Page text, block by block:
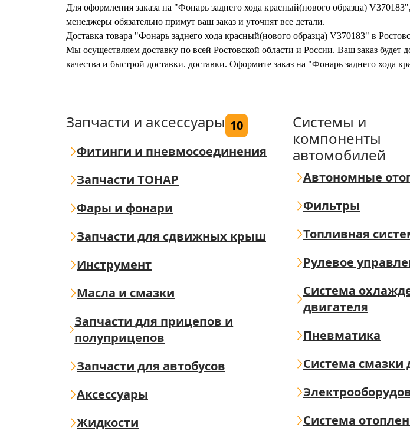
Для оформления заказа на "Фонарь заднего хода красный(нового образца)
менеджеры обязательно примут ваш заказ и уточнят все детали.
Доставка товара "Фонарь заднего хода красный(нового образца) V370183" в
Мы осуществляем доставку по всей Ростовской области и России. Ваш заказ
качества и быстрой доставки. доставки. Оформите заказ на "Фонарь заднего
Запчасти и аксессуары 10
Фитинги и пневмосоединения
Запчасти ТОНАР
Фары и фонари
Запчасти для сдвижных крыш
Инструмент
Масла и смазки
Запчасти для прицепов и
полуприцепов
Запчасти для автобусов
Аксессуары
Жидкости
Системы и
компоненты
автомобилей
Автономные
Фильтры
Топливная
Рулевое
Система
двигателя
Пневматика
Система смазки
Система